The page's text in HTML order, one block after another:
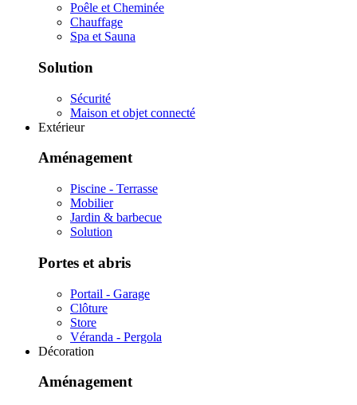
Poêle et Cheminée
Chauffage
Spa et Sauna
Solution
Sécurité
Maison et objet connecté
Extérieur
Aménagement
Piscine - Terrasse
Mobilier
Jardin & barbecue
Solution
Portes et abris
Portail - Garage
Clôture
Store
Véranda - Pergola
Décoration
Aménagement